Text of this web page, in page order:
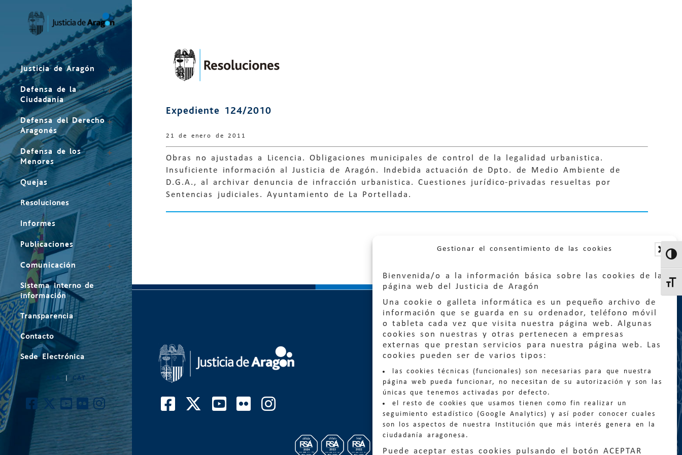
Gestionar el consentimiento de las cookies
Bienvenida/o a la información básica sobre las cookies de la
página web del Justicia de Aragón
Una cookie o galleta informática es un pequeño archivo de
información que se guarda en su ordenador, teléfono móvil
o tableta cada vez que visita nuestra página web. Algunas
cookies son nuestras y otras pertenecen a empresas
externas que prestan servicios para nuestra página web. Las
cookies pueden ser de varios tipos:
las cookies técnicas (funcionales) son necesarias para que nuestra
página web pueda funcionar, no necesitan de su autorización y son las
únicas que tenemos activadas por defecto.
el resto de cookies que usamos tienen como fin realizar un
seguimiento estadístico (Google Analytics) y así poder conocer cuales
son los aspectos de nuestra Institución que más interés genera en la
ciudadanía aragonesa.
Puede aceptar estas cookies pulsando el botón ACEPTAR
Justicia de Aragón
Defensa de la
Ciudadanía
Defensa del Derecho
Aragonés
Defensa de los
Menores
Quejas
Resoluciones
Informes
Publicaciones
Comunicación
Sistema interno de
información
Transparencia
Contacto
Sede Electrónica
CAT
Expediente 124/2010
21 de enero de 2011
Obras no ajustadas a Licencia. Obligaciones municipales de control de la legalidad urbanistica.
Insuficiente información al Justicia de Aragón. Indebida actuación de Dpto. de Medio Ambiente de
D.G.A., al archivar denuncia de infracción urbanistica. Cuestiones jurídico-privadas resueltas por
Sentencias judiciales. Ayuntamiento de La Portellada.
Quejas:quejas@eljusticiadearagon.es
Información general:
informacion@eljusticiadearagon.es
Teléfonos: 900 210 210/ 976 399 354